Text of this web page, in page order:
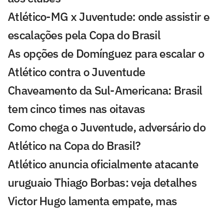
Atlético-MG x Juventude: onde assistir e
escalações pela Copa do Brasil
As opções de Domínguez para escalar o
Atlético contra o Juventude
Chaveamento da Sul-Americana: Brasil
tem cinco times nas oitavas
Como chega o Juventude, adversário do
Atlético na Copa do Brasil?
Atlético anuncia oficialmente atacante
uruguaio Thiago Borbas: veja detalhes
Victor Hugo lamenta empate, mas